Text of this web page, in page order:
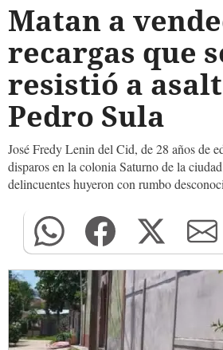
Matan a
recargas que
resistió a
Pedro Sula
José Fredy Lenin del Cid, de 28 años de
disparos en la colonia Saturno de la
delincuentes huyeron con rumbo